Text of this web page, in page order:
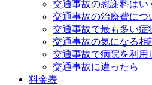
交通事故の慰謝料はい
交通事故の治療費につ
交通事故で最も多い症
交通事故の気になる相
交通事故で病院を利用
交通事故に遭ったら
料金表